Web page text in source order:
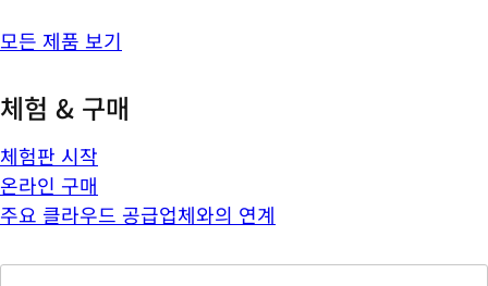
모든 제품 보기
체험 & 구매
체험판 시작
온라인 구매
주요 클라우드 공급업체와의 연계